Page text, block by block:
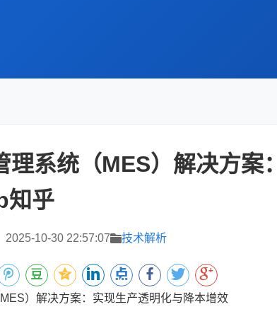
理系统（MES）解决方案
知乎
2025-10-30 22:57:07 技术解析
）解决方案：实现生产透明化与降本增效